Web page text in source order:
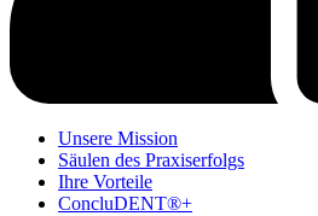
Unsere Mission
Säulen des Praxiserfolgs
Ihre Vorteile
ConcluDENT®+